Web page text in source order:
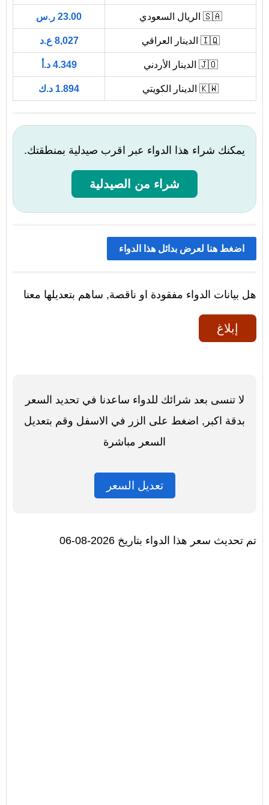
🇸🇦 الريال السعودي 23.00 ر.س
🇮🇶 الدينار العراقي 8,027 ع.د
🇯🇴 الدينار الأردني 4.349 د.أ
🇰🇼 الدينار الكويتي 1.894 د.ك
يمكنك شراء هذا الدواء عبر اقرب صيدلية بمنطقتك.
شراء من الصيدلية
اضغط هنا لعرض بدائل هذا الدواء
هل بيانات الدواء مفقودة او ناقصة, ساهم بتعديلها معنا
إبلاغ
لا تنسى بعد شرائك للدواء ساعدنا في تحديد السعر
بدقة اكبر, اضغط على الزر في الاسفل وقم بتعديل
السعر مباشرة
تعديل السعر
تم تحديث سعر هذا الدواء بتاريخ 2026-08-06